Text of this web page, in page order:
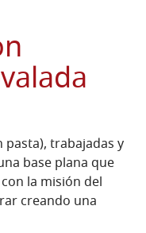
pasta), trabajadas y
base plana que
la misión del
creando una